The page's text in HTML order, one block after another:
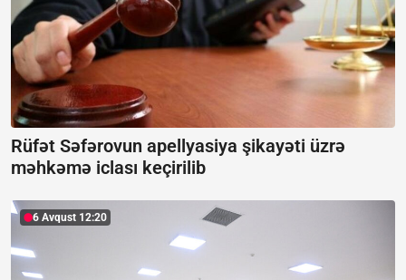
Rüfət Səfərovun apellyasiya şikayəti üzrə
məhkəmə iclası keçirilib
6 Avqust 12:20